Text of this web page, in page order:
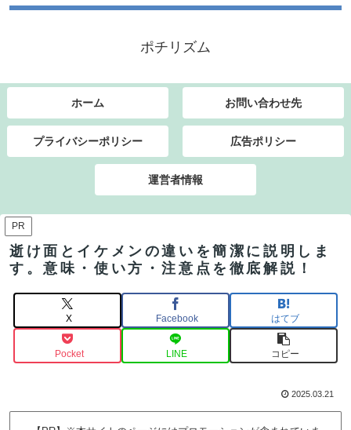
ポチリズム
ホーム お問い合わせ先
プライバシーポリシー 広告ポリシー
運営者情報
PR
逝け面とイケメンの違いを簡潔に説明しま
す。意味・使い方・注意点を徹底解説！
X Facebook はてブ
Pocket LINE コピー
2025.03.21